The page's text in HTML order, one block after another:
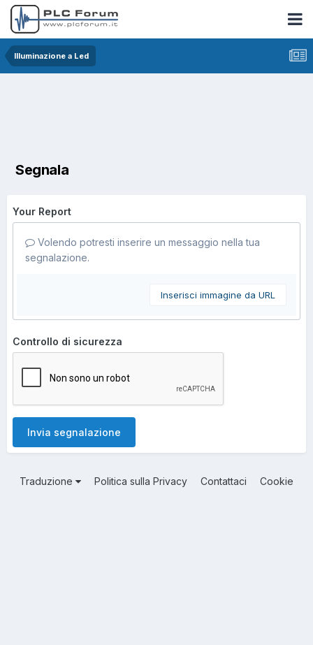
Illuminazione a Led
Segnala
Your Report
Volendo potresti inserire un messaggio nella tua
segnalazione.
Inserisci immagine da URL
Controllo di sicurezza
Invia segnalazione
Traduzione Politica sulla Privacy Contattaci Cookie